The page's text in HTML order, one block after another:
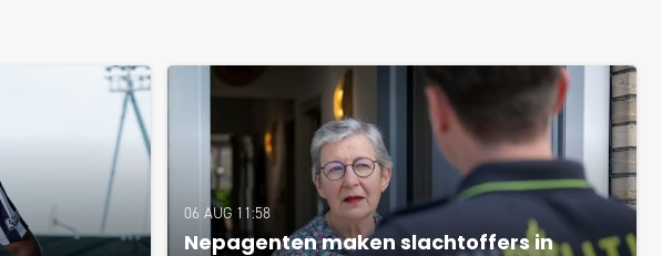
06 AUG 11:58
Nepagenten maken slachtoffers in